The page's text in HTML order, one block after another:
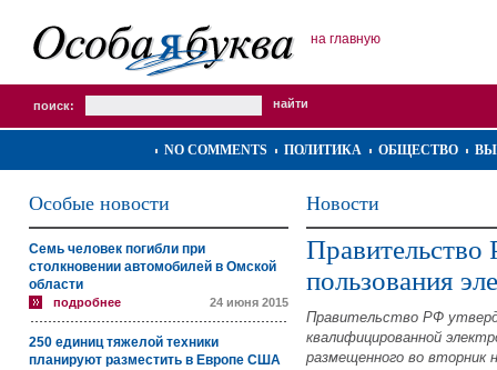
на главную
поиск:
NO COMMENTS ПОЛИТИКА ОБЩЕСТВО
Особые новости
Семь человек погибли при
столкновении автомобилей в Омской
области
подробнее 24 июня 2015
250 единиц тяжелой техники
планируют разместить в Европе США
Новости
Правительство
пользования
Правительство РФ
квалифицированной
размещенного во вторник